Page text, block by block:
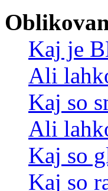
Kaj je
Ali
Kaj so
Ali
Kaj so
Kaj so